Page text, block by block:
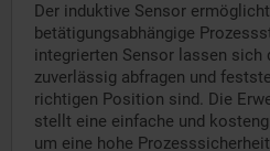
Der induktive Sensor
betätigungsabhängige
integrierten Sensor lassen sich
zuverlässig abfragen und
richtigen Position sind. Die
stellt eine einfache und
um eine hohe